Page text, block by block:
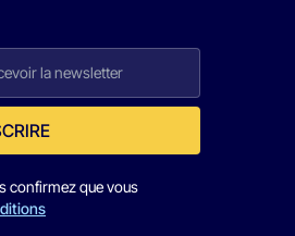
confirmez que vous